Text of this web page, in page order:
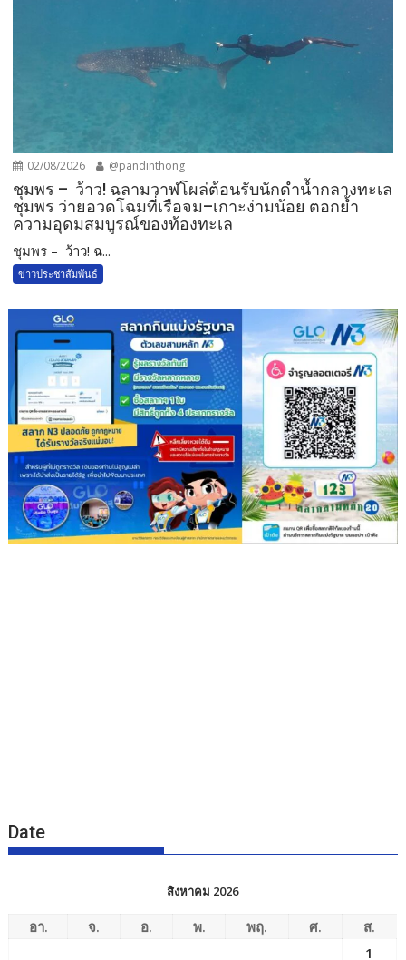
02/08/2026 @pandinthong
ชุมพร – ว้าว! ฉลามวาฬโผล่ต้อนรับนักดำน้ำกลางทะเล
ชุมพร ว่ายอวดโฉมที่เรือจม–เกาะง่ามน้อย ตอกย้ำ
ความอุดมสมบูรณ์ของท้องทะเล
ชุมพร – ว้าว! ฉ...
ข่าวประชาสัมพันธ์
Date
สิงหาคม 2026
อา. จ. อ. พ. พฤ. ศ.
ส.
1